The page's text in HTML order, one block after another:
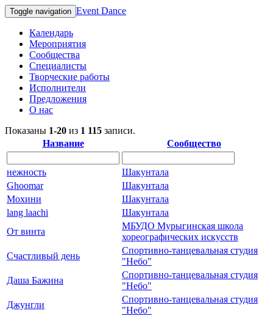
Toggle navigation Event Dance
Календарь
Мероприятия
Сообщества
Специалисты
Творческие работы
Исполнители
Предложения
О нас
Показаны 1-20 из 1 115 записи.
Название
Сообщество
нежность
Шакунтала
Ghoomar
Шакунтала
Мохини
Шакунтала
lang laachi
Шакунтала
От винта
МБУДО Мурыгинская школа
хореографических искусств
Cчастливый день
Спортивно-танцевальная студия
"Небо"
Даша Бажина
Спортивно-танцевальная студия
"Небо"
Джунгли
Спортивно-танцевальная студия
"Небо"